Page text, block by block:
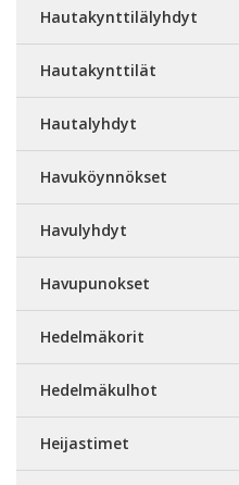
Hautakynttilälyhdyt
Hautakynttilät
Hautalyhdyt
Havuköynnökset
Havulyhdyt
Havupunokset
Hedelmäkorit
Hedelmäkulhot
Heijastimet